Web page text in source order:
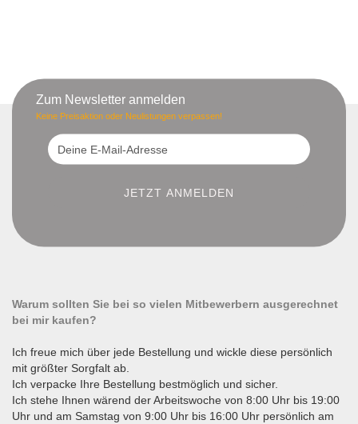
Zum Newsletter anmelden
Keine Preisaktion oder Neulistungen verpassen!
Warum sollten Sie bei so vielen Mitbewerbern ausgerechnet
bei mir kaufen?
Ich freue mich über jede Bestellung und wickle diese persönlich
mit größter Sorgfalt ab.
Ich verpacke Ihre Bestellung bestmöglich und sicher.
Ich stehe Ihnen wärend der Arbeitswoche von 8:00 Uhr bis 19:00
Uhr und am Samstag von 9:00 Uhr bis 16:00 Uhr persönlich am